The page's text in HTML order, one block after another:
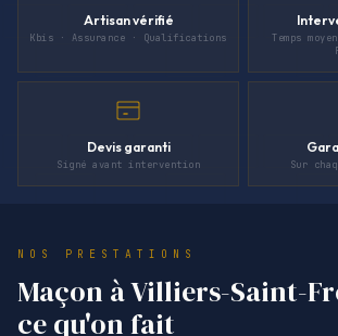
Artisan vérifié
Kbis · Assurance · Qualifications
Temps
Devis garanti
Signé avant intervention Sur
NOS PRESTATIONS
Maçon à Villiers-Saint-
ce qu'on fait